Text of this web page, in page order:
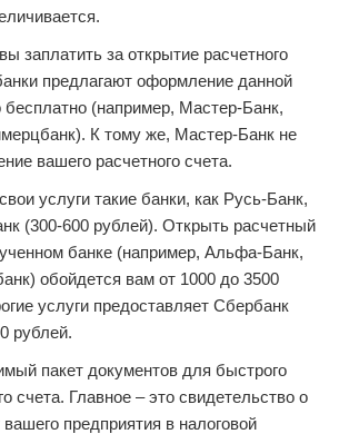
заплатить за открытие расчетного
предлагают оформление данной
бесплатно (например, Мастер-Банк,
К тому же, Мастер-Банк не
вашего расчетного счета.
услуги такие банки, как Русь-Банк,
(300-600 рублей). Открыть расчетный
банке (например, Альфа-Банк,
обойдется вам от 1000 до 3500
услуги предоставляет Сбербанк
рублей.
пакет документов для быстрого
счета. Главное – это свидетельство о
вашего предприятия в налоговой